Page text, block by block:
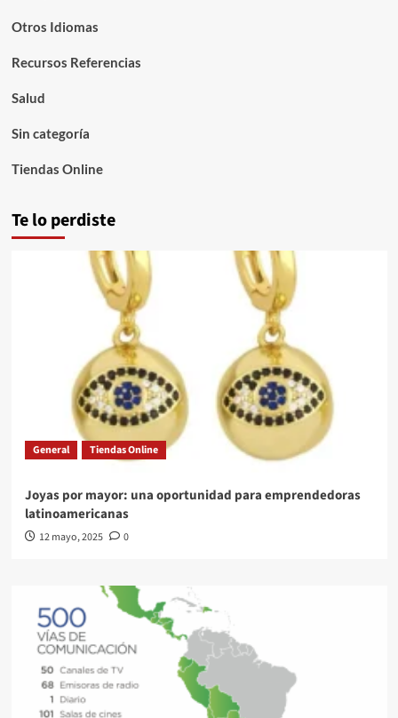
Otros Idiomas
Recursos Referencias
Salud
Sin categoría
Tiendas Online
Te lo perdiste
General Tiendas Online
Joyas por mayor: una oportunidad para emprendedoras
latinoamericanas
12 mayo, 2025 0